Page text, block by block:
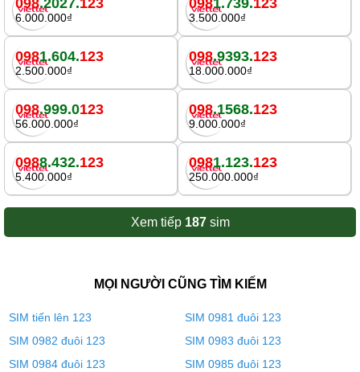
098.2027.123
6.000.000₫
0981.739.123
3.500.000₫
0981.604.123
2.500.000₫
098.9393.123
18.000.000₫
098.999.0123
56.000.000₫
098.1568.123
9.000.000₫
0988.432.123
5.400.000₫
0981.123.123
250.000.000₫
Xem tiếp 187sim
MỌI NGƯỜI CŨNG TÌM KIẾM
SIM tiến lên 123
SIM 0981 đuôi 123
SIM 0982 đuôi 123
SIM 0983 đuôi 123
SIM 0984 đuôi 123
SIM 0985 đuôi 123